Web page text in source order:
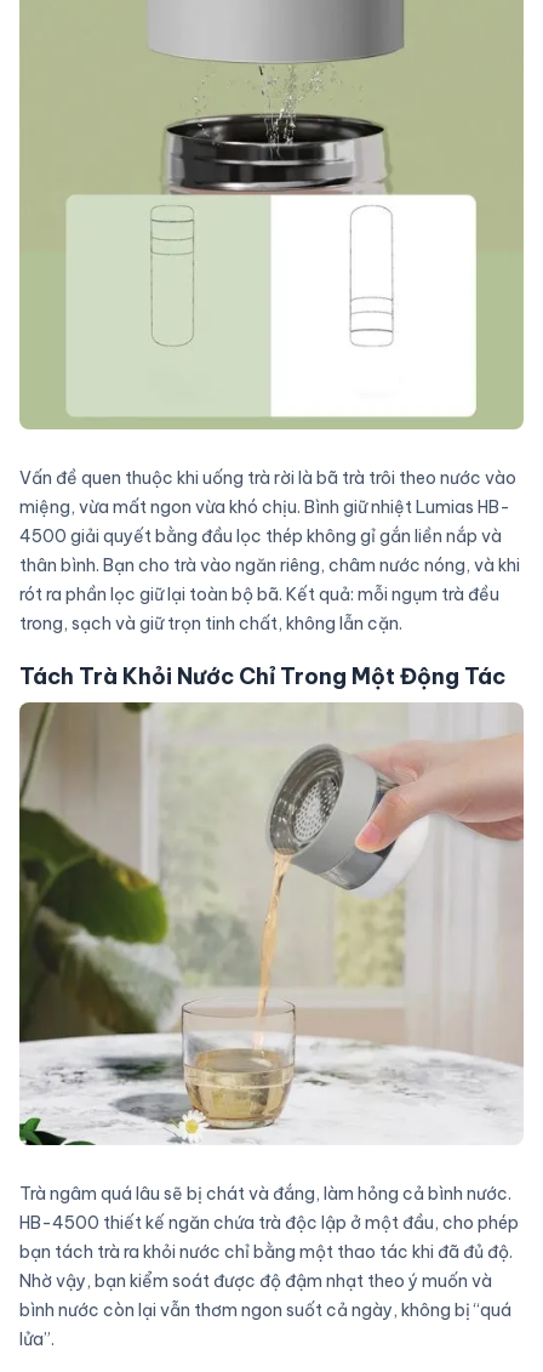
Vấn đề quen thuộc khi uống trà rời là bã trà trôi theo nước vào
miệng, vừa mất ngon vừa khó chịu. Bình giữ nhiệt Lumias HB-
4500 giải quyết bằng đầu lọc thép không gỉ gắn liền nắp và
thân bình. Bạn cho trà vào ngăn riêng, châm nước nóng, và khi
rót ra phần lọc giữ lại toàn bộ bã. Kết quả: mỗi ngụm trà đều
trong, sạch và giữ trọn tinh chất, không lẫn cặn.
Tách Trà Khỏi Nước Chỉ Trong Một Động Tác
Trà ngâm quá lâu sẽ bị chát và đắng, làm hỏng cả bình nước.
HB-4500 thiết kế ngăn chứa trà độc lập ở một đầu, cho phép
bạn tách trà ra khỏi nước chỉ bằng một thao tác khi đã đủ độ.
Nhờ vậy, bạn kiểm soát được độ đậm nhạt theo ý muốn và
bình nước còn lại vẫn thơm ngon suốt cả ngày, không bị “quá
lửa”.